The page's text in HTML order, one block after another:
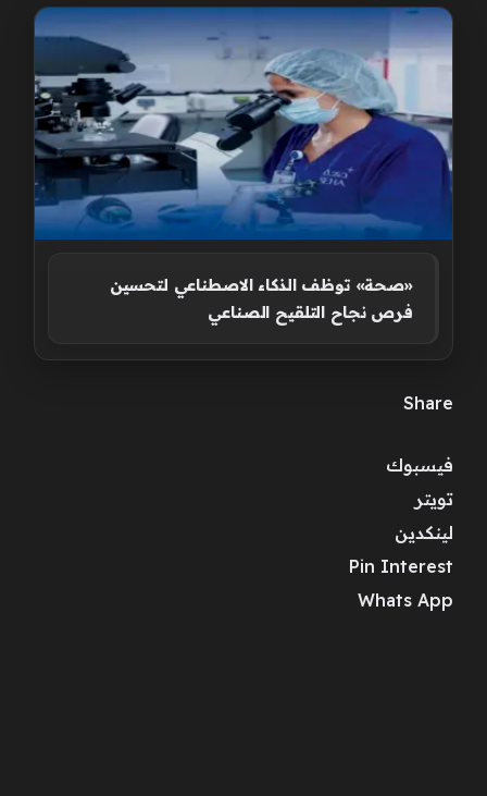
«صحة» توظف الذكاء الاصطناعي لتحسين
فرص نجاح التلقيح الصناعي
Share
فيسبوك
تويتر
لينكدين
Pin Interest
Whats App